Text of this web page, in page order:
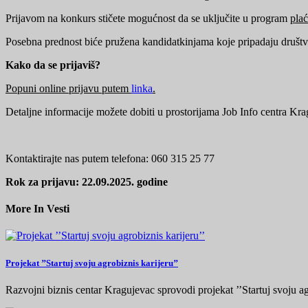
Prijavom na konkurs stičete mogućnost da se uključite u program
Posebna prednost biće pružena kandidatkinjama koje pripadaju
Kako da se prijaviš?
Popuni online prijavu putem linka.
Detaljne informacije možete dobiti u prostorijama Job Info centra
Kontaktirajte nas putem telefona: 060 315 25 77
Rok za prijavu: 22.09.2025. godine
More In Vesti
Projekat ’’Startuj svoju agrobiznis karijeru’’
Razvojni biznis centar Kragujevac sprovodi projekat ’’Startuj